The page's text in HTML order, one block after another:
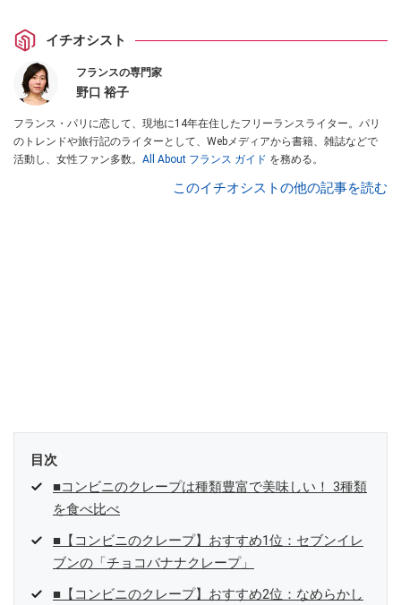
イチオシスト
フランスの専門家
野口 裕子
フランス・パリに恋して、現地に14年在住したフリーランスライター。パリ
のトレンドや旅行記のライターとして、Webメディアから書籍、雑誌などで
活動し、女性ファン多数。 All About フランス ガイド を務める。
このイチオシストの他の記事を読む
目次
■コンビニのクレープは種類豊富で美味しい！ 3種類
を食べ比べ
■【コンビニのクレープ】おすすめ1位：セブンイレ
ブンの「チョコバナナクレープ」
■【コンビニのクレープ】おすすめ2位：なめらかし